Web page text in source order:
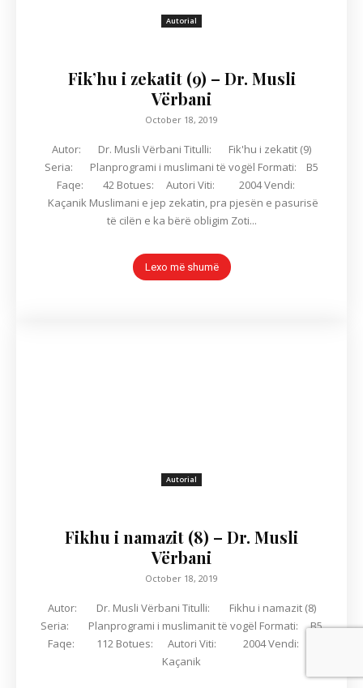
Autorial
Fik’hu i zekatit (9) – Dr. Musli
Vërbani
October 18, 2019
Autor: Dr. Musli Vërbani Titulli: Fik'hu i zekatit (9)
Seria: Planprogrami i muslimani të vogël Formati: B5
Faqe: 42 Botues: Autori Viti: 2004 Vendi:
Kaçanik Muslimani e jep zekatin, pra pjesën e pasurisë
të cilën e ka bërë obligim Zoti...
Lexo më shumë
Autorial
Fikhu i namazit (8) – Dr. Musli
Vërbani
October 18, 2019
Autor: Dr. Musli Vërbani Titulli: Fikhu i namazit (8)
Seria: Planprogrami i muslimanit të vogël Formati: B5
Faqe: 112 Botues: Autori Viti: 2004 Vendi:
Kaçanik